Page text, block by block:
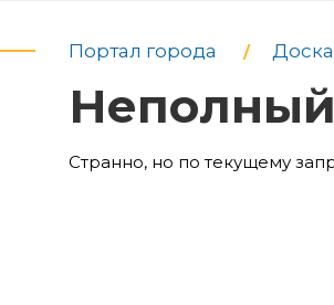
Портал города
Странно, но по текущему